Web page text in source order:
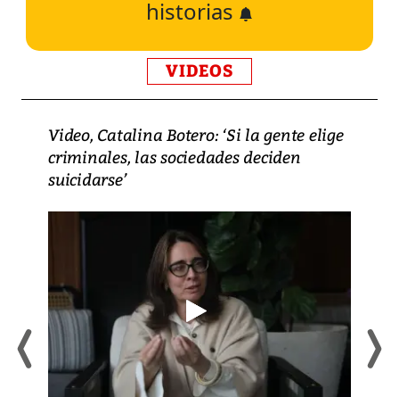
historias
VIDEOS
Video, Catalina Botero: ‘Si la gente elige
criminales, las sociedades deciden
suicidarse’